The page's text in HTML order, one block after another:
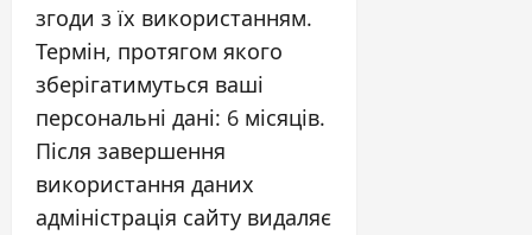
згоди з їх використанням.
Термін, протягом якого
зберігатимуться ваші
персональні дані: 6 місяців.
Після завершення
використання даних
адміністрація сайту видаляє